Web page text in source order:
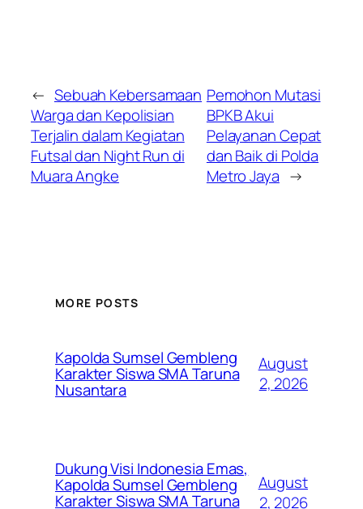
← Sebuah Kebersamaan
Warga dan Kepolisian
Terjalin dalam Kegiatan
Futsal dan Night Run di
Muara Angke
Pemohon Mutasi
BPKB Akui
Pelayanan Cepat
dan Baik di Polda
Metro Jaya →
MORE POSTS
Kapolda Sumsel Gembleng
Karakter Siswa SMA Taruna
Nusantara
August
2, 2026
Dukung Visi Indonesia Emas,
Kapolda Sumsel Gembleng
Karakter Siswa SMA Taruna
August
2, 2026